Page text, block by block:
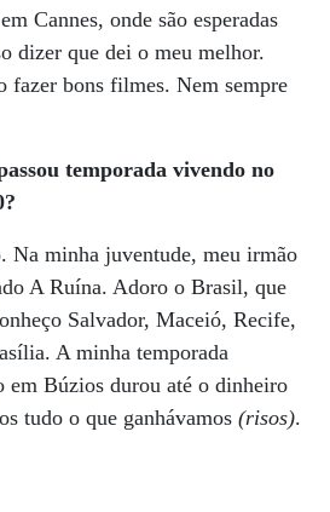
Cannes, onde são esperadas
dizer que dei o meu melhor.
fazer bons filmes. Nem sempre
temporada vivendo no
Na minha juventude, meu irmão
A Ruína. Adoro o Brasil, que
Salvador, Maceió, Recife,
A minha temporada
em Búzios durou até o dinheiro
tudo o que ganhávamos (risos).